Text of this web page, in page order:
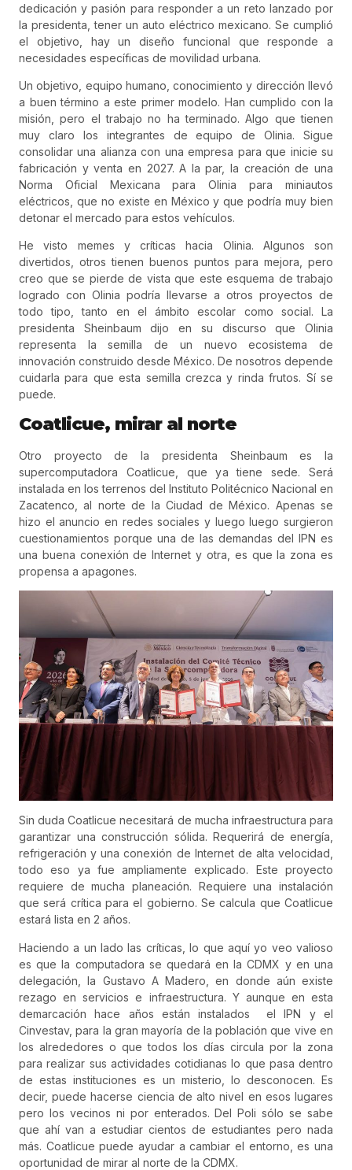
dedicación y pasión para responder a un reto lanzado por
la presidenta, tener un auto eléctrico mexicano. Se cumplió
el objetivo, hay un diseño funcional que responde a
necesidades específicas de movilidad urbana.
Un objetivo, equipo humano, conocimiento y dirección llevó
a buen término a este primer modelo. Han cumplido con la
misión, pero el trabajo no ha terminado. Algo que tienen
muy claro los integrantes de equipo de Olinia. Sigue
consolidar una alianza con una empresa para que inicie su
fabricación y venta en 2027. A la par, la creación de una
Norma Oficial Mexicana para Olinia para miniautos
eléctricos, que no existe en México y que podría muy bien
detonar el mercado para estos vehículos.
He visto memes y críticas hacia Olinia. Algunos son
divertidos, otros tienen buenos puntos para mejora, pero
creo que se pierde de vista que este esquema de trabajo
logrado con Olinia podría llevarse a otros proyectos de
todo tipo, tanto en el ámbito escolar como social. La
presidenta Sheinbaum dijo en su discurso que Olinia
representa la semilla de un nuevo ecosistema de
innovación construido desde México. De nosotros depende
cuidarla para que esta semilla crezca y rinda frutos. Sí se
puede.
Coatlicue, mirar al norte
Otro proyecto de la presidenta Sheinbaum es la
supercomputadora Coatlicue, que ya tiene sede. Será
instalada en los terrenos del Instituto Politécnico Nacional en
Zacatenco, al norte de la Ciudad de México. Apenas se
hizo el anuncio en redes sociales y luego luego surgieron
cuestionamientos porque una de las demandas del IPN es
una buena conexión de Internet y otra, es que la zona es
propensa a apagones.
Sin duda Coatlicue necesitará de mucha infraestructura para
garantizar una construcción sólida. Requerirá de energía,
refrigeración y una conexión de Internet de alta velocidad,
todo eso ya fue ampliamente explicado. Este proyecto
requiere de mucha planeación. Requiere una instalación
que será crítica para el gobierno. Se calcula que Coatlicue
estará lista en 2 años.
Haciendo a un lado las críticas, lo que aquí yo veo valioso
es que la computadora se quedará en la CDMX y en una
delegación, la Gustavo A Madero, en donde aún existe
rezago en servicios e infraestructura. Y aunque en esta
demarcación hace años están instalados el IPN y el
Cinvestav, para la gran mayoría de la población que vive en
los alrededores o que todos los días circula por la zona
para realizar sus actividades cotidianas lo que pasa dentro
de estas instituciones es un misterio, lo desconocen. Es
decir, puede hacerse ciencia de alto nivel en esos lugares
pero los vecinos ni por enterados. Del Poli sólo se sabe
que ahí van a estudiar cientos de estudiantes pero nada
más. Coatlicue puede ayudar a cambiar el entorno, es una
oportunidad de mirar al norte de la CDMX.